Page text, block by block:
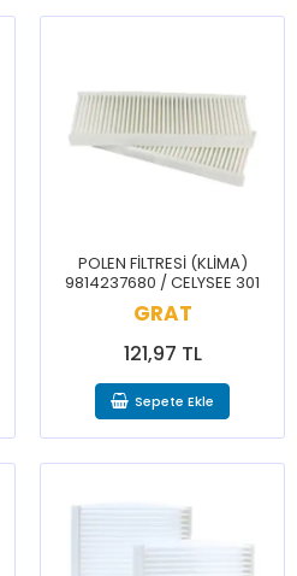
POLEN FİLTRESİ (KLİMA)
9814237680 / CELYSEE 301
GRAT
121,97 TL
Sepete Ekle